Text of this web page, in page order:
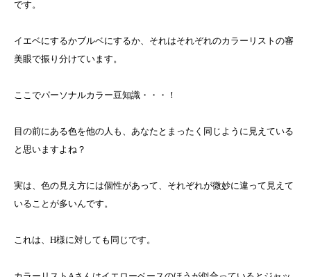
です。
イエベにするかブルベにするか、それはそれぞれのカラーリストの審
美眼で振り分けています。
ここでパーソナルカラー豆知識・・・！
目の前にある色を他の人も、あなたとまったく同じように見えている
と思いますよね？
実は、色の見え方には個性があって、それぞれが微妙に違って見えて
いることが多いんです。
これは、H様に対しても同じです。